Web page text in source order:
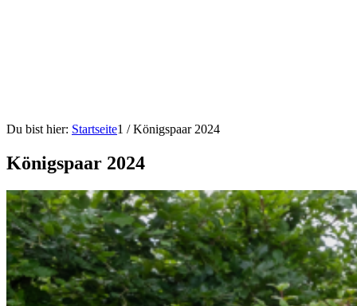
Du bist hier: Startseite1 / Königspaar 2024
Königspaar 2024